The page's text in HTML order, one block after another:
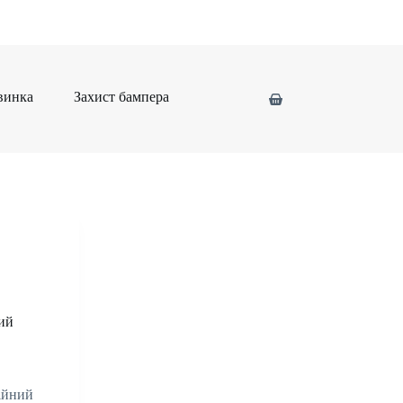
Захист бампера